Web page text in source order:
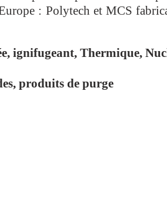
: Polytech et MCS
ignifugeant, Thermique,
produits de purge